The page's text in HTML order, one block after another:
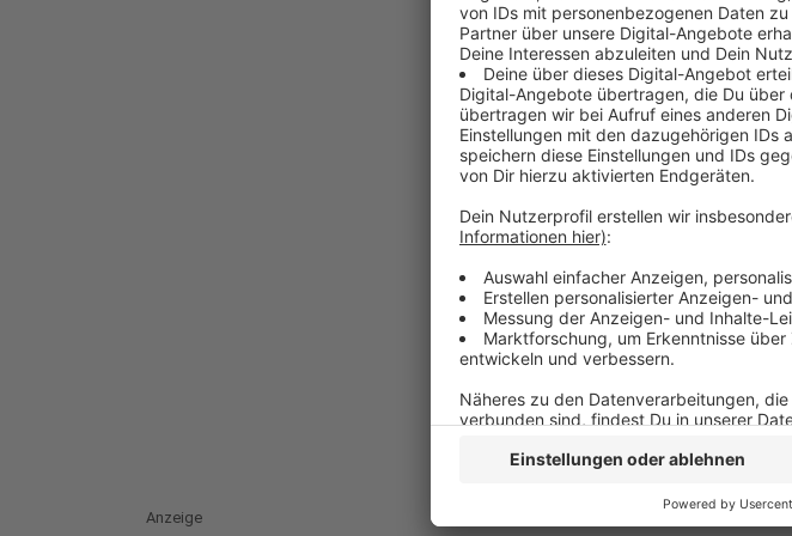
Die etwa 1,50
jeder sein
Bis Jahresende
Dazu wurden oft
In Mechernich hat
Radservice-
Die Caritas
Anzeige
Anzeige